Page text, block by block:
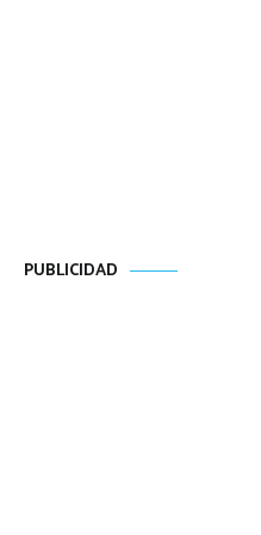
PUBLICIDAD